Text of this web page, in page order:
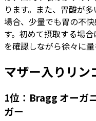
ります。また、胃酸が
場合、少量でも胃の不
す。初めて摂取する場
を確認しながら徐々に量
マザー入りリ
1位：Bragg オーガ
ガー